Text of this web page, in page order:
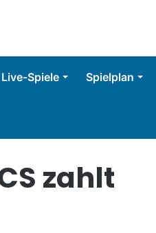
Live-Spiele Spielplan
zahlt